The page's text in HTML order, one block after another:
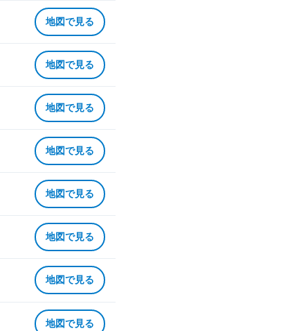
地図で見る
地図で見る
地図で見る
地図で見る
地図で見る
地図で見る
地図で見る
地図で見る